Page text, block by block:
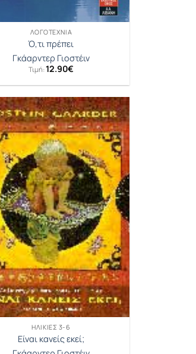
ΛΟΓΟΤΕΧΝΊΑ
Ό,τι πρέπει
Γκάαρντερ Γιοστέιν
Τιμή:12.90€
ΗΛΙΚΊΕΣ 3-6
Είναι κανείς εκεί;